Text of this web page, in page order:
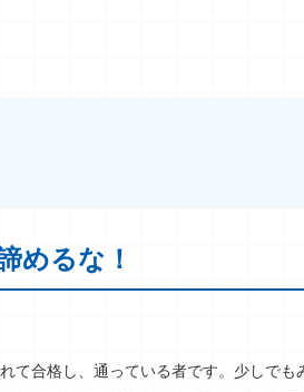
めるな！
て合格し、通っている者です。少しでも